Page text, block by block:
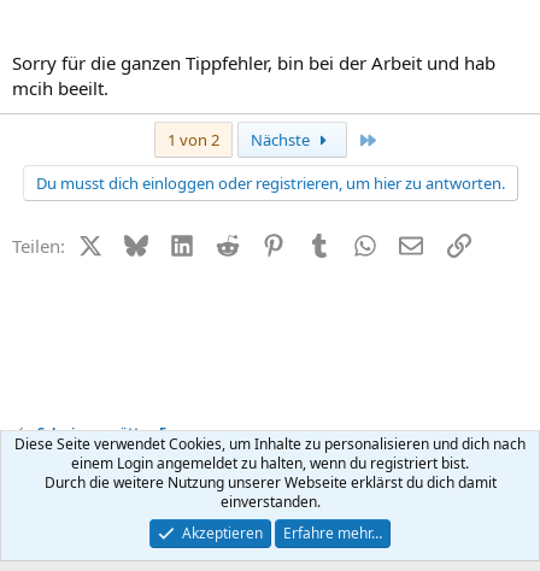
Sorry für die ganzen Tippfehler, bin bei der Arbeit und hab
mcih beeilt.
1 von 2 Nächste
Du musst dich einloggen oder registrieren, um hier zu antworten.
Teilen: X (Twitter)
BlueskyLinkedIn
Reddit PinterestTumblr WhatsApp
E-MailLink
Schwiegermütter-Forum
Kontakt Nutzungsbedingungen Datenschutz Hilfe
R
Community platform by XenForo ® © 2010-2026 XenForo Ltd.
Diese Seite verwendet Cookies, um Inhalte zu personalisieren und dich nach
einem Login angemeldet zu halten, wenn du registriert bist.
Durch die weitere Nutzung unserer Webseite erklärst du dich damit
einverstanden.
Akzeptieren
Erfahre mehr…